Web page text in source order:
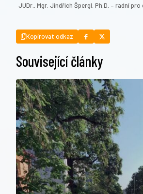
JUDr., Mgr. Jindřich Špergl, Ph.D. – radní pro
Kopírovat odkaz
Související články